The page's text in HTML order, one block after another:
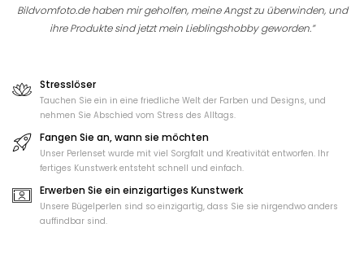
Bildvomfoto.de haben mir geholfen, meine Angst zu überwinden, und
ihre Produkte sind jetzt mein Lieblingshobby geworden.”
Stresslöser
Tauchen Sie ein in eine friedliche Welt der Farben und Designs, und
nehmen Sie Abschied vom Stress des Alltags.
Fangen Sie an, wann sie möchten
Unser Perlenset wurde mit viel Sorgfalt und Kreativität entworfen. Ihr
fertiges Kunstwerk entsteht schnell und einfach.
Erwerben Sie ein einzigartiges Kunstwerk
Unsere Bügelperlen sind so einzigartig, dass Sie sie nirgendwo anders
auffindbar sind.